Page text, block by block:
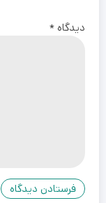
دیدگاه *